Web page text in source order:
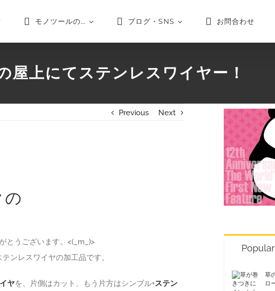
モノツールの… ブログ・SNS お問合わせ
屋上にてステンレスワイヤー！
Previous Next
の
とうございます。<(_m_)>
ンレスワイヤの加工品です。
ヤを、片側はカット、もう片方はシンブル+ステン
Popular
草
ロ